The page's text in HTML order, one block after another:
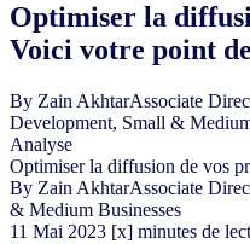
Optimiser la
Voici votre point
By Zain AkhtarAssociate
Development, Small &
Analyse
Optimiser la diffusion de vos
By Zain AkhtarAssociate
& Medium Businesses
11 Mai 2023 [x] minutes de